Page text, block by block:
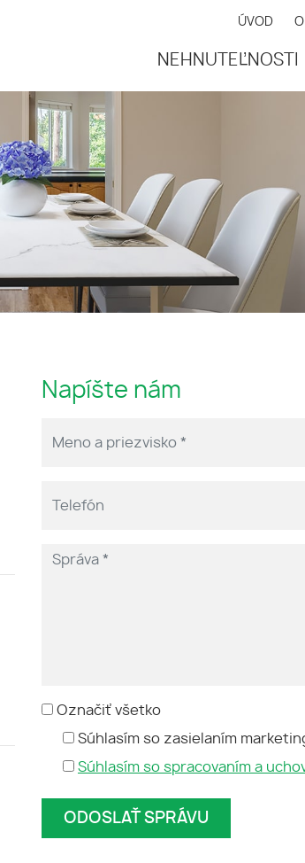
ÚVOD
NEHNUTEĽNOSTI
Napíšte nám
Označiť všetko
Súhlasím so zasielaním
Súhlasím so spracovaním a